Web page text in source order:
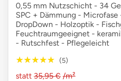
0,55 mm Nutzschicht - 34
SPC + Dämmung -
DropDown - Holzoptik -
Feuchtraumgeeignet -
- Rutschfest - Pflegeleicht
★★★★★
★★★★★ (5)
statt 35,95 € /m²